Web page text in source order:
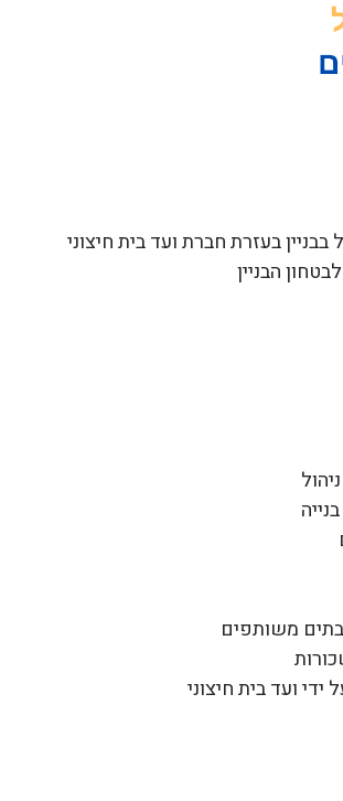
בעזרת חברת ועד בית חיצוני
הבניין
משותפים
ידי ועד בית חיצוני